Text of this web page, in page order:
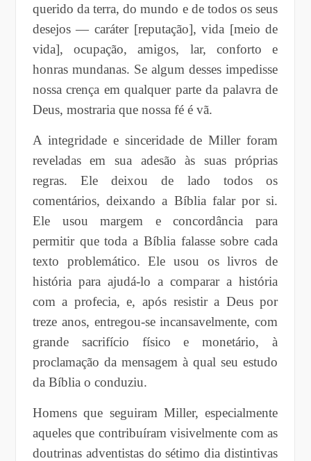
querido da terra, do mundo e de todos os seus
desejos — caráter [reputação], vida [meio de
vida], ocupação, amigos, lar, conforto e
honras mundanas. Se algum desses impedisse
nossa crença em qualquer parte da palavra de
Deus, mostraria que nossa fé é vã.
A integridade e sinceridade de Miller foram
reveladas em sua adesão às suas próprias
regras. Ele deixou de lado todos os
comentários, deixando a Bíblia falar por si.
Ele usou margem e concordância para
permitir que toda a Bíblia falasse sobre cada
texto problemático. Ele usou os livros de
história para ajudá-lo a comparar a história
com a profecia, e, após resistir a Deus por
treze anos, entregou-se incansavelmente, com
grande sacrifício físico e monetário, à
proclamação da mensagem à qual seu estudo
da Bíblia o conduziu.
Homens que seguiram Miller, especialmente
aqueles que contribuíram visivelmente com as
doutrinas adventistas do sétimo dia distintivas